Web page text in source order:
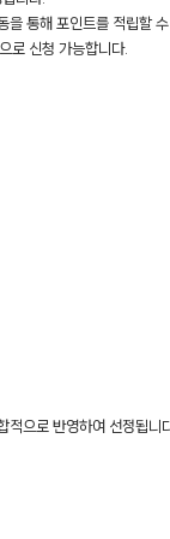
통해 포인트를 적립할 수
로 신청 가능합니다.
적으로 반영하여 선정됩니